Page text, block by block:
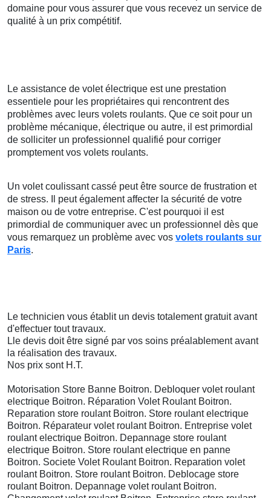
domaine pour vous assurer que vous recevez un service de
qualité à un prix compétitif.
Le assistance de volet électrique est une prestation
essentiele pour les propriétaires qui rencontrent des
problèmes avec leurs volets roulants. Que ce soit pour un
problème mécanique, électrique ou autre, il est primordial
de solliciter un professionnel qualifié pour corriger
promptement vos volets roulants.
Un volet coulissant cassé peut être source de frustration et
de stress. Il peut également affecter la sécurité de votre
maison ou de votre entreprise. C'est pourquoi il est
primordial de communiquer avec un professionnel dès que
vous remarquez un problème avec vos volets roulants sur
Paris.
Le technicien vous établit un devis totalement gratuit avant
d'effectuer tout travaux.
Lle devis doit être signé par vos soins préalablement avant
la réalisation des travaux.
Nos prix sont H.T.
Motorisation Store Banne Boitron. Debloquer volet roulant
electrique Boitron. Réparation Volet Roulant Boitron.
Reparation store roulant Boitron. Store roulant electrique
Boitron. Réparateur volet roulant Boitron. Entreprise volet
roulant electrique Boitron. Depannage store roulant
electrique Boitron. Store roulant electrique en panne
Boitron. Societe Volet Roulant Boitron. Reparation volet
roulant Boitron. Store roulant Boitron. Deblocage store
roulant Boitron. Depannage volet roulant Boitron.